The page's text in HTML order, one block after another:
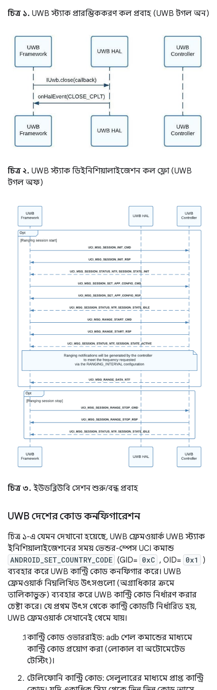
চিত্র ১. UWB স্ট্যাক প্রারম্ভিককরণ কল প্রবাহ (UWB টগল অন)
চিত্র ২. UWB স্ট্যাক ডিইনিশিয়ালাইজেশন কল ফ্লো (UWB
টগল অফ)
চিত্র ৩. ইউডব্লিউবি সেশন শুরু/বন্ধ প্রবাহ
UWB দেশের কোড কনফিগারেশন
চিত্র ১-এ যেমন দেখানো হয়েছে, UWB ফ্রেমওয়ার্ক UWB স্ট্যাক
ইনিশিয়ালাইজেশনের সময় ভেন্ডর-স্পেস UCI কমান্ড
ANDROID_SET_COUNTRY_CODE (GID= 0xC , OID= 0x1
)
ব্যবহার করে UWB কান্ট্রি কোড কনফিগার করে। UWB
ফ্রেমওয়ার্ক নিম্নলিখিত উৎসগুলো (অগ্রাধিকার ক্রমে
তালিকাভুক্ত) ব্যবহার করে UWB কান্ট্রি কোড নির্ধারণ করার
চেষ্টা করে। যে প্রথম উৎস থেকে কান্ট্রি কোডটি নির্ধারিত হয়,
UWB ফ্রেমওয়ার্ক সেখানেই থেমে যায়।
কান্ট্রি কোড ওভাররাইড: adb শেল কমান্ডের মাধ্যমে
কান্ট্রি কোড প্রয়োগ করা (লোকাল বা অটোমেটেড
টেস্টিং)।
টেলিফোনি কান্ট্রি কোড: সেলুলারের মাধ্যমে প্রাপ্ত কান্ট্রি